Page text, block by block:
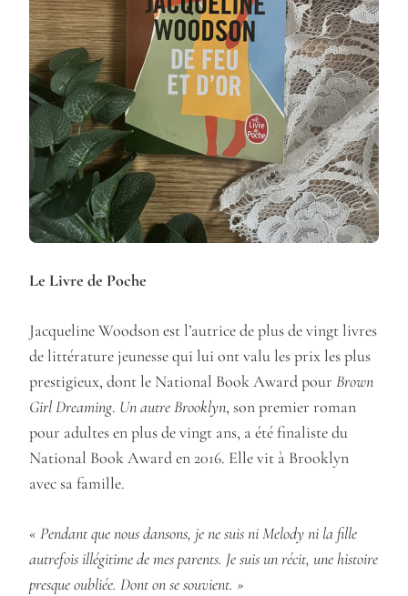
Le Livre de Poche
Jacqueline Woodson est l’autrice de plus de vingt livres
de littérature jeunesse qui lui ont valu les prix les plus
prestigieux, dont le National Book Award pour Brown
Girl Dreaming. Un autre Brooklyn, son premier roman
pour adultes en plus de vingt ans, a été finaliste du
National Book Award en 2016. Elle vit à Brooklyn
avec sa famille.
« Pendant que nous dansons, je ne suis ni Melody ni la fille
autrefois illégitime de mes parents. Je suis un récit, une histoire
presque oubliée. Dont on se souvient. »